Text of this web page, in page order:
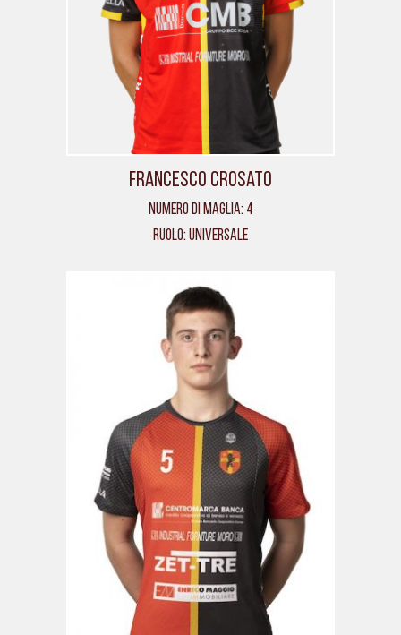
Francesco Crosato
Numero di maglia: 4
Ruolo: Universale